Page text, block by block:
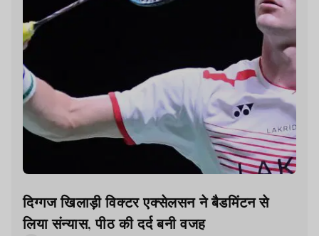
दिग्गज खिलाड़ी विक्टर एक्सेलसन ने बैडमिंटन से
लिया संन्यास, पीठ की दर्द बनी वजह